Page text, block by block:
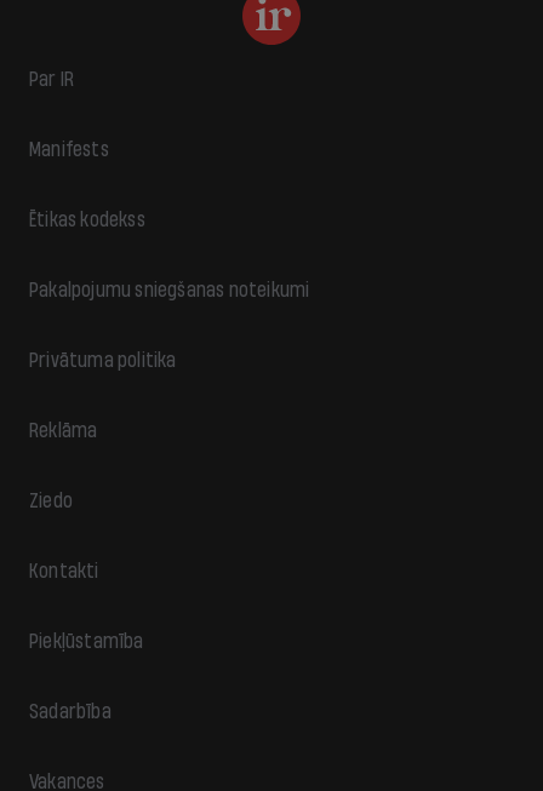
Par IR
Manifests
Ētikas kodekss
Pakalpojumu sniegšanas noteikumi
Privātuma politika
Reklāma
Ziedo
Kontakti
Piekļūstamība
Sadarbība
Vakances